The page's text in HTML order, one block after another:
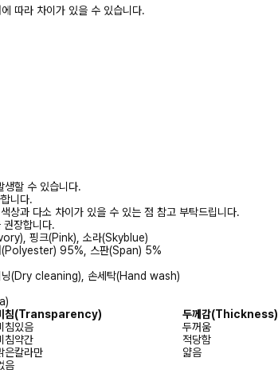
따라 차이가 있을 수 있습니다.
할 수 있습니다.
니다.
상과 다소 차이가 있을 수 있는 점 참고 부탁드립니다.
장합니다.
핑크(Pink), 소라(Skyblue)
(Polyester) 95%, 스판(Span) 5%
닝(Dry cleaning), 손세탁(Hand wash)
침(Transparency) 두께감(Thickness)
침있음 두꺼움
침약간 적당함
은칼라만 얇음
음